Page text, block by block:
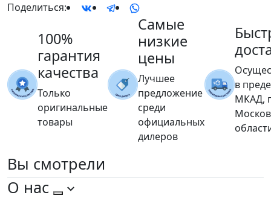
Поделиться:
100%
гарантия
качества
Только
оригинальные
товары
Самые
низкие
цены
Лучшее
предложение
среди
официальных
дилеров
в
МКАД,
Вы смотрели
О нас